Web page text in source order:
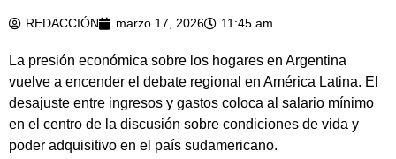
REDACCIÓN marzo 17, 2026 11:45 am
La presión económica sobre los hogares en Argentina
vuelve a encender el debate regional en América Latina. El
desajuste entre ingresos y gastos coloca al salario mínimo
en el centro de la discusión sobre condiciones de vida y
poder adquisitivo en el país sudamericano.